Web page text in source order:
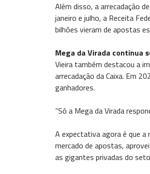
Além disso, a arrecadação
janeiro e julho, a Receita
bilhões vieram de apostas
Mega da Virada continua
Vieira também destacou a
arrecadação da Caixa. Em
ganhadores.
“Só a Mega da Virada
A expectativa agora é que
mercado de apostas,
as gigantes privadas do